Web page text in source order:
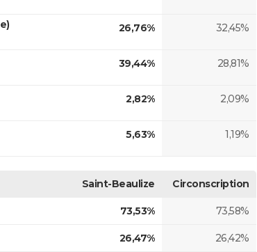
26,76% 32,45%
39,44% 28,81%
2,82% 2,09%
5,63% 1,19%
Saint-Beaulize Circonscription
73,53% 73,58%
26,47% 26,42%